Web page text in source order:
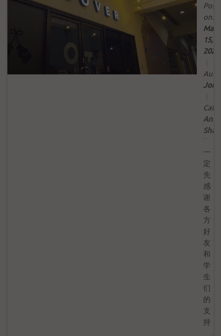
on:
Mar
15,
2022
一
定
先
感
谢
各
方
好
友
和
学
生
们
的
支
持！